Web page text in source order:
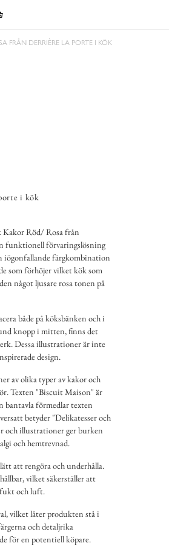
FRÅN DERRIÈRE LA PORTE I KÖK
i kök
Kakor Röd/ Rosa från
funktionell förvaringslösning
iögonfallande färgkombination
som förhöjer vilket kök som
något ljusare rosa tonen på
både på köksbänken och i
knopp i mitten, finns det
Dessa illustrationer är inte
design.
av olika typer av kakor och
Texten "Biscuit Maison" är
bantavla förmedlar texten
betyder "Delikatesser och
och illustrationer ger burken
och hemtrevnad.
att rengöra och underhålla.
vilket säkerställer att
fukt och luft.
vilket låter produkten stå i
och detaljrika
för en potentiell köpare.